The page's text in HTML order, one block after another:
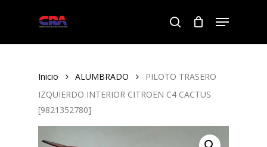
search
Menu
Inicio ALUMBRADO
PILOTO TRASERO
IZQUIERDO INTERIOR CITROEN C4 CACTUS
[9821352780]